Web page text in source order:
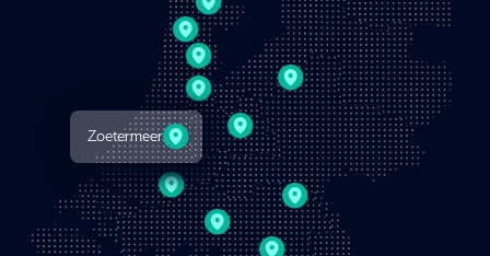
Zoetermeer